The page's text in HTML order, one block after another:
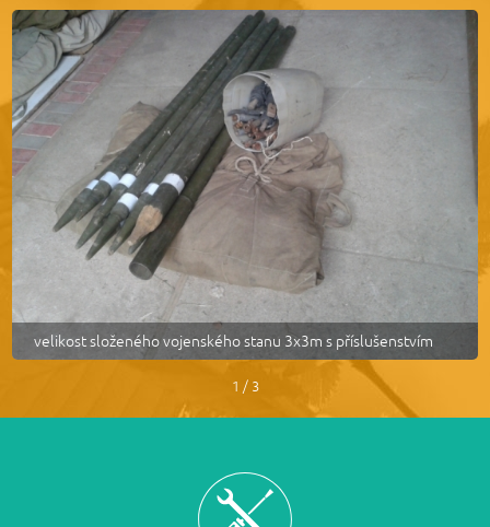
velikost složeného vojenského stanu 3x3m s příslušenstvím
1 / 3